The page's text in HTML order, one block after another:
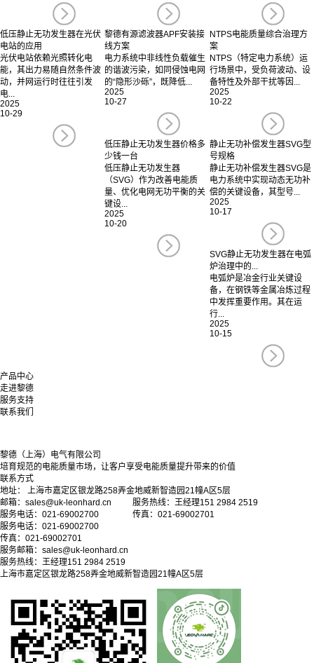
低压静止无功发生器在光伏
电站的应用
光伏电站依赖光照转化电
能，其出力易随自然条件波
动，并网运行时往往引发
电...
2025
10-29
黎德有源滤波器APF安装接
线方案
电力系统中非线性负载催生
的谐波污染，如同侵蚀电网
的“隐形沙砾”，既降低...
2025
10-27
NTPS电能质量综合治理方
案
NTPS（特定电力系统）运
行场景中，受负荷波动、设
备特性及外部干扰等因...
2025
10-22
低压静止无功发生器价格多
少钱一台
低压静止无功发生器
（SVG）作为改善电能质
量、优化电网无功平衡的关
键设...
2025
10-20
静止无功补偿发生器SVG型
号规格
静止无功补偿发生器SVG是
电力系统中实现动态无功补
偿的关键设备，其型号...
2025
10-17
SVG静止无功发生器在电弧
炉治理中的...
电弧炉是冶金行业关键设
备，在钢铁等金属冶炼过程
中发挥重要作用。其在运
行...
2025
10-15
产品中心
走进黎德
服务支持
联系我们
黎德（上海）电气有限公司
培育规范的电能质量市场，让客户享受电能质量提升带来的价值
联系方式
地址： 上海市嘉定区银龙路258弄金地威新智造园21幢A区5层
邮箱：sales@uk-leonhard.cn 服务热线：王经理151 2984 2519
服务电话：021-69002700 传真：021-69002701
服务电话：021-69002700
传真：021-69002701
服务邮箱： sales@uk-leonhard.cn
服务热线：王经理151 2984 2519
上海市嘉定区银龙路258弄金地威新智造园21幢A区5层